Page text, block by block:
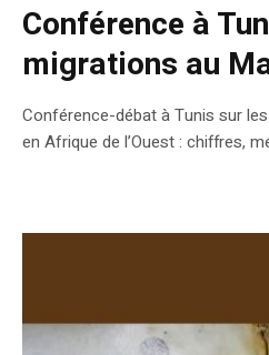
Conférence à
migrations au
Conférence-débat à Tunis sur
en Afrique de l’Ouest : chiffres,